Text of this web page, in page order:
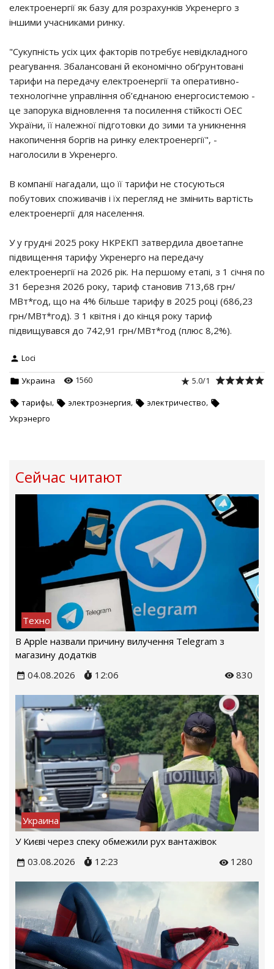
електроенергії як базу для розрахунків Укренерго з
іншими учасниками ринку.
"Сукупність усіх цих факторів потребує невідкладного
реагування. Збалансовані й економічно обґрунтовані
тарифи на передачу електроенергії та оперативно-
технологічне управління об’єднаною енергосистемою -
це запорука відновлення та посилення стійкості ОЕС
України, її належної підготовки до зими та уникнення
накопичення боргів на ринку електроенергії", -
наголосили в Укренерго.
В компанії нагадали, що її тарифи не стосуються
побутових споживачів і їх перегляд не змінить вартість
електроенергії для населення.
У у грудні 2025 року НКРЕКП затвердила двоетапне
підвищення тарифу Укренерго на передачу
електроенергії на 2026 рік. На першому етапі, з 1 січня по
31 березня 2026 року, тариф становив 713,68 грн/
МВт*год, що на 4% більше тарифу в 2025 році (686,23
грн/МВт*год). З 1 квітня і до кінця року тариф
підвищувався до 742,91 грн/МВт*год (плюс 8,2%).
Loci
Украина 1560 5.0/1
тарифы, электроэнергия, электричество,
Укрэнерго
Сейчас читают
Техно
В Apple назвали причину вилучення Telegram з
магазину додатків
04.08.2026
12:06 830
Украина
У Києві через спеку обмежили рух вантажівок
03.08.2026
12:23 1280